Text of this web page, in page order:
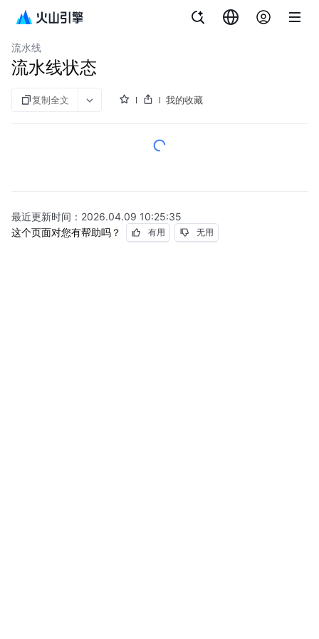
持续交付
流水线
流水线状态
复制全文 我的收藏
最近更新时间： 2026.04.09 10:25:35
这个页面对您有帮助吗？
有用 无用